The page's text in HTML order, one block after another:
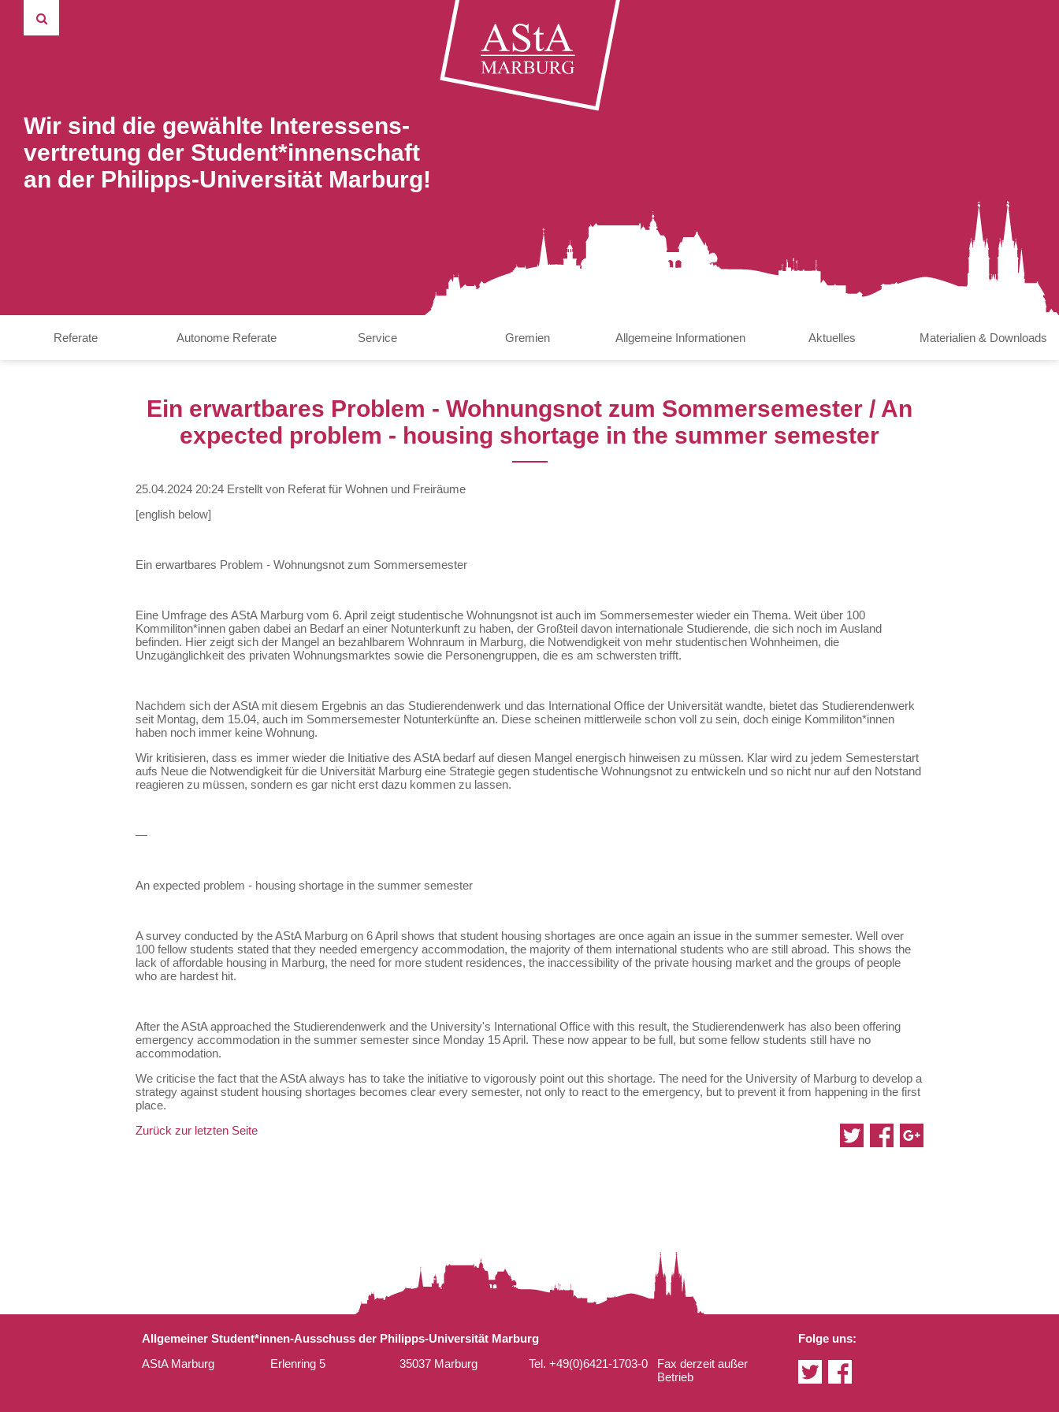
Wir sind die gewählte Interessens-
vertretung der Student*innenschaft
an der Philipps-Universität Marburg!
Referate Autonome Referate Service Gremien Allgemeine Informationen Aktuelles Materialien & Downloads
Ein erwartbares Problem - Wohnungsnot zum Sommersemester / An
expected problem - housing shortage in the summer semester
25.04.2024 20:24 Erstellt von Referat für Wohnen und Freiräume
[english below]
Ein erwartbares Problem - Wohnungsnot zum Sommersemester
Eine Umfrage des AStA Marburg vom 6. April zeigt studentische Wohnungsnot ist auch im Sommersemester wieder ein Thema. Weit über 100
Kommiliton*innen gaben dabei an Bedarf an einer Notunterkunft zu haben, der Großteil davon internationale Studierende, die sich noch im Ausland
befinden. Hier zeigt sich der Mangel an bezahlbarem Wohnraum in Marburg, die Notwendigkeit von mehr studentischen Wohnheimen, die
Unzugänglichkeit des privaten Wohnungsmarktes sowie die Personengruppen, die es am schwersten trifft.
Nachdem sich der AStA mit diesem Ergebnis an das Studierendenwerk und das International Office der Universität wandte, bietet das Studierendenwerk
seit Montag, dem 15.04, auch im Sommersemester Notunterkünfte an. Diese scheinen mittlerweile schon voll zu sein, doch einige Kommiliton*innen
haben noch immer keine Wohnung.
Wir kritisieren, dass es immer wieder die Initiative des AStA bedarf auf diesen Mangel energisch hinweisen zu müssen. Klar wird zu jedem Semesterstart
aufs Neue die Notwendigkeit für die Universität Marburg eine Strategie gegen studentische Wohnungsnot zu entwickeln und so nicht nur auf den Notstand
reagieren zu müssen, sondern es gar nicht erst dazu kommen zu lassen.
—
An expected problem - housing shortage in the summer semester
A survey conducted by the AStA Marburg on 6 April shows that student housing shortages are once again an issue in the summer semester. Well over
100 fellow students stated that they needed emergency accommodation, the majority of them international students who are still abroad. This shows the
lack of affordable housing in Marburg, the need for more student residences, the inaccessibility of the private housing market and the groups of people
who are hardest hit.
After the AStA approached the Studierendenwerk and the University's International Office with this result, the Studierendenwerk has also been offering
emergency accommodation in the summer semester since Monday 15 April. These now appear to be full, but some fellow students still have no
accommodation.
We criticise the fact that the AStA always has to take the initiative to vigorously point out this shortage. The need for the University of Marburg to develop a
strategy against student housing shortages becomes clear every semester, not only to react to the emergency, but to prevent it from happening in the first
place.
Zurück zur letzten Seite
Allgemeiner Student*innen-Ausschuss der Philipps-Universität Marburg
Folge uns:
AStA Marburg
Erlenring 5 35037 Marburg Tel. +49(0)6421-1703-0
Fax derzeit außer
Betrieb